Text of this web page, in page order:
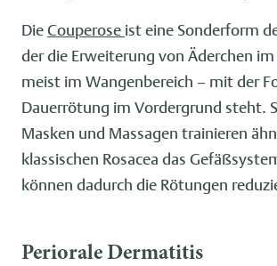
DieCouperose ist eine Sonderform
der die Erweiterung von Äderchen
meist im Wangenbereich – mit der
Dauerrötung im Vordergrund steht.
Masken und Massagen trainieren
klassischen Rosacea das
können dadurch die Rötungen
Periorale Dermatitis